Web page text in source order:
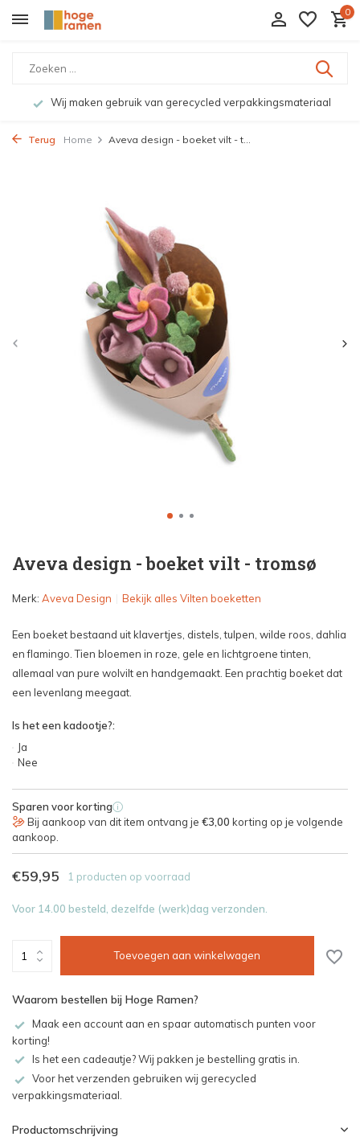
0
Wij maken gebruik van gerecycled verpakkingsmateriaal
Terug Home Aveva design - boeket vilt - t...
Aveva design - boeket vilt - tromsø
Merk: Aveva Design Bekijk alles Vilten boeketten
Een boeket bestaand uit klavertjes, distels, tulpen, wilde roos, dahlia
en flamingo. Tien bloemen in roze, gele en lichtgroene tinten,
allemaal van pure wolvilt en handgemaakt. Een prachtig boeket dat
een levenlang meegaat.
Is het een kadootje?:
Ja
Nee
Sparen voor korting i
Bij aankoop van dit item ontvang je €3,00 korting op je volgende
aankoop.
€59,95 1 producten op voorraad
Voor 14.00 besteld, dezelfde (werk)dag verzonden.
Toevoegen aan winkelwagen
Waarom bestellen bij Hoge Ramen?
Maak een account aan en spaar automatisch punten voor
korting!
Is het een cadeautje? Wij pakken je bestelling gratis in.
Voor het verzenden gebruiken wij gerecycled
verpakkingsmateriaal.
Productomschrijving